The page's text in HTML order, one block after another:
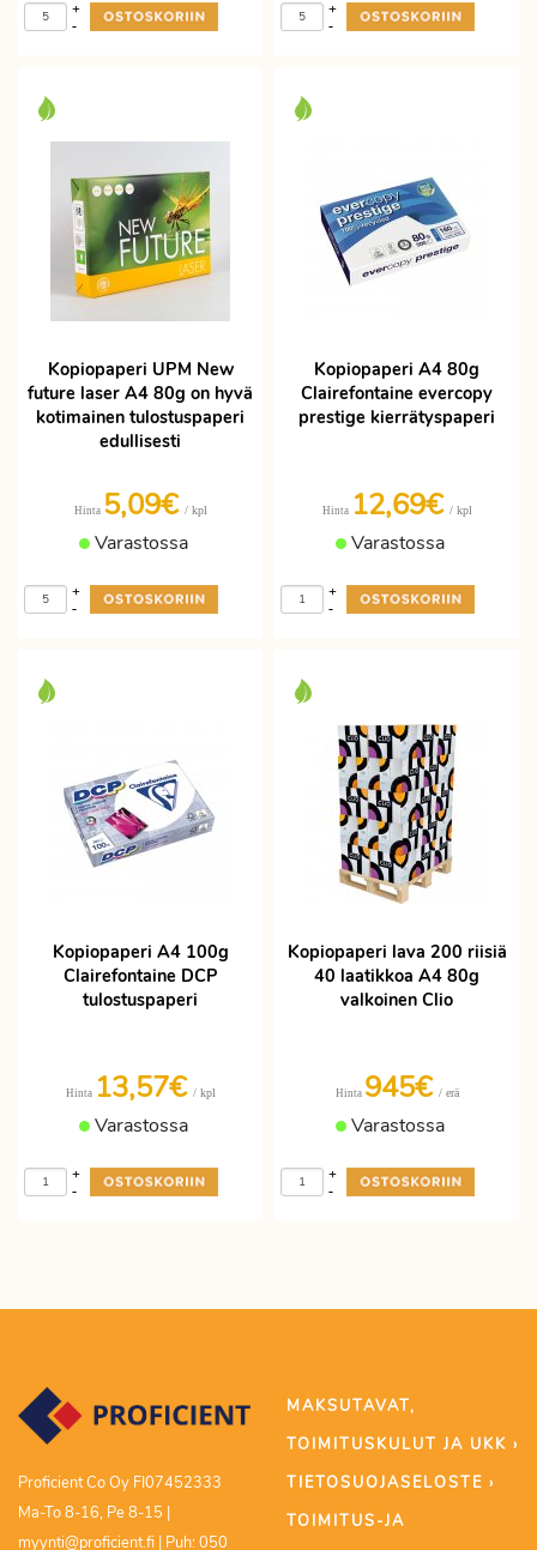
-
+
-
+
Kopiopaperi UPM New
future laser A4 80g on hyvä
kotimainen tulostuspaperi
edullisesti
Hinta 5,09€ / kpl
Varastossa
-
+
Kopiopaperi A4 80g
Clairefontaine evercopy
prestige kierrätyspaperi
Hinta 12,69€ / kpl
Varastossa
-
+
Kopiopaperi A4 100g
Clairefontaine DCP
tulostuspaperi
Hinta 13,57€ / kpl
Varastossa
-
+
Kopiopaperi lava 200 riisiä
40 laatikkoa A4 80g
valkoinen Clio
Hinta 945€ / erä
Varastossa
-
+
Proficient Co Oy FI07452333
Ma-To 8-16, Pe 8-15 |
myynti@proficient.fi | Puh: 050
MAKSUTAVAT,
TOIMITUSKULUT JA UKK ›
TIETOSUOJASELOSTE ›
TOIMITUS-JA